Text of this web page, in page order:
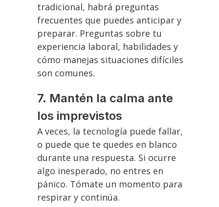
tradicional, habrá preguntas
frecuentes que puedes anticipar y
preparar. Preguntas sobre tu
experiencia laboral, habilidades y
cómo manejas situaciones difíciles
son comunes.
7. Mantén la calma ante
los imprevistos
A veces, la tecnología puede fallar,
o puede que te quedes en blanco
durante una respuesta. Si ocurre
algo inesperado, no entres en
pánico. Tómate un momento para
respirar y continúa.